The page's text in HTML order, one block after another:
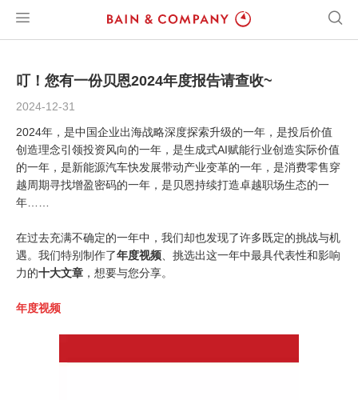
叮！您有一份贝恩2024年度报告请查收~
2024-12-31
2024年，是中国企业出海战略深度探索升级的一年，是投后价值
创造理念引领投资风向的一年，是生成式AI赋能行业创造实际价值
的一年，是新能源汽车快发展带动产业变革的一年，是消费零售穿
越周期寻找增盈密码的一年，是贝恩持续打造卓越职场生态的一
年……
在过去充满不确定的一年中，我们却也发现了许多既定的挑战与机
遇。我们特别制作了年度视频 、挑选出这一年中最具代表性和影响
力的十大文章 ，想要与您分享。
年度视频